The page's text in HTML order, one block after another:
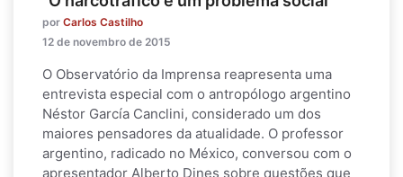
por Carlos Castilho
12 de novembro de 2015
O Observatório da Imprensa reapresenta uma
entrevista especial com o antropólogo argentino
Néstor García Canclini, considerado um dos
maiores pensadores da atualidade. O professor
argentino, radicado no México, conversou com o
apresentador Alberto Dines sobre questões que